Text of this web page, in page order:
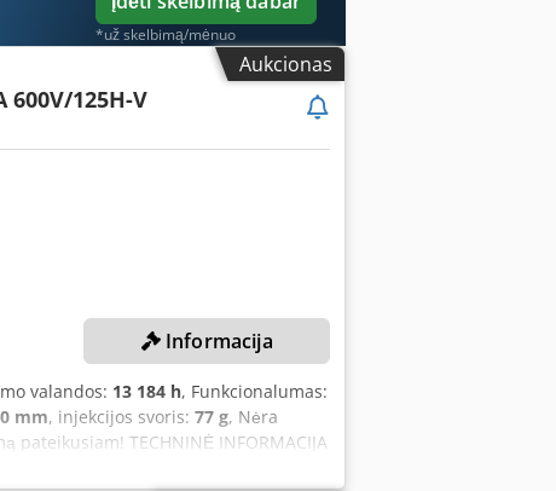
*už skelbimą/mėnuo
Aukcionas
600V/125H-V
Informacija
valandos: 13 184 h, Funkcionalumas:
mm, injekcijos svoris: 77 g, Nėra
TECHNINĖ INFORMACIJA
ĮRENGINIO DUOMENYS Dcsdpsy Ew